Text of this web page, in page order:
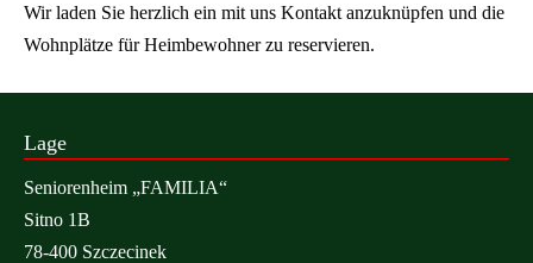
Wir laden Sie herzlich ein mit uns Kontakt anzuknüpfen und die
Wohnplätze für Heimbewohner zu reservieren.
Lage
Seniorenheim „FAMILIA“
Sitno 1B
78-400 Szczecinek